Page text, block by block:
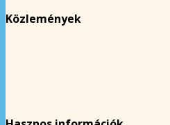
Közlemények